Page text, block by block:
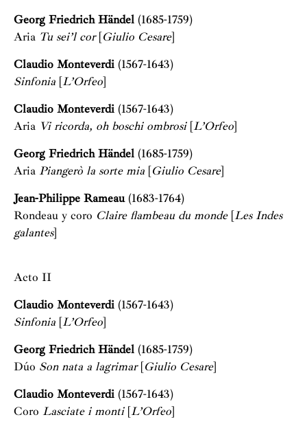
Georg Friedrich Händel (1685-1759)
Aria Tu sei’l cor[Giulio Cesare]
Claudio Monteverdi (1567-1643)
Sinfonia [L’Orfeo]
Claudio Monteverdi (1567-1643)
Aria Vi ricorda, oh boschi ombrosi [L’Orfeo]
Georg Friedrich Händel (1685-1759)
Aria Piangerò la sorte mia [Giulio Cesare]
Jean-Philippe Rameau (1683-1764)
Rondeau y coro Claire flambeau du monde [Les Indes
galantes]
Acto II
Claudio Monteverdi (1567-1643)
Sinfonia [L’Orfeo]
Georg Friedrich Händel (1685-1759)
Dúo Son nata a lagrimar[Giulio Cesare]
Claudio Monteverdi (1567-1643)
Coro Lasciate i monti [L’Orfeo]